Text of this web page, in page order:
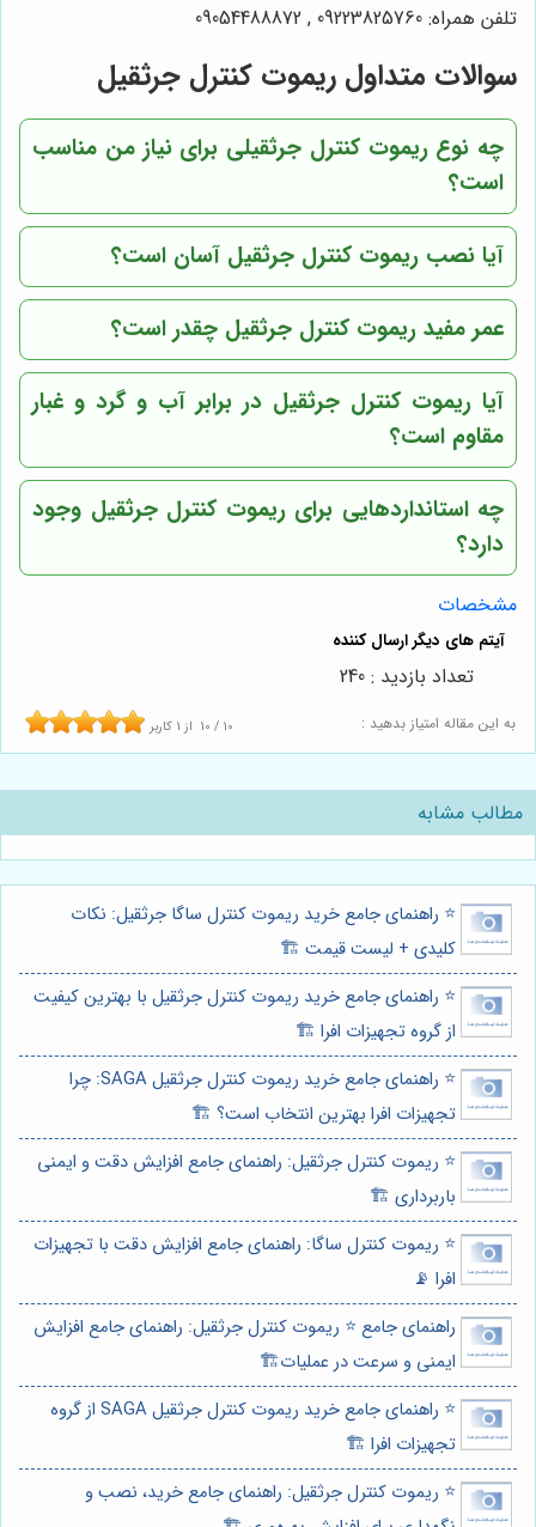
تلفن همراه: 09223825760 , 09054488872
سوالات متداول ریموت کنترل جرثقیل
چه نوع ریموت کنترل جرثقیلی برای نیاز من مناسب
است؟
آیا نصب ریموت کنترل جرثقیل آسان است؟
عمر مفید ریموت کنترل جرثقیل چقدر است؟
آیا ریموت کنترل جرثقیل در برابر آب و گرد و غبار
مقاوم است؟
چه استانداردهایی برای ریموت کنترل جرثقیل وجود
دارد؟
مشخصات
به این مقاله امتیاز بدهید : 10 / 10 از 1 کاربر
تعداد بازدید : 240
مطالب مشابه
⭐️ راهنمای جامع خرید ریموت کنترل ساگا جرثقیل: نکات
کلیدی + لیست قیمت 🏗️
⭐️ راهنمای جامع خرید ریموت کنترل جرثقیل با بهترین کیفیت
از گروه تجهیزات افرا 🏗️
⭐️ راهنمای جامع خرید ریموت کنترل جرثقیل SAGA: چرا
تجهیزات افرا بهترین انتخاب است؟ 🏗️
⭐️ ریموت کنترل جرثقیل: راهنمای جامع افزایش دقت و ایمنی
باربرداری 🏗️
⭐️ ریموت کنترل ساگا: راهنمای جامع افزایش دقت با تجهیزات
افرا 📡
راهنمای جامع ⭐️ ریموت کنترل جرثقیل: راهنمای جامع افزایش
ایمنی و سرعت در عملیات🏗️
⭐️ راهنمای جامع خرید ریموت کنترل جرثقیل SAGA از گروه
تجهیزات افرا 🏗️
⭐️ ریموت کنترل جرثقیل: راهنمای جامع خرید، نصب و